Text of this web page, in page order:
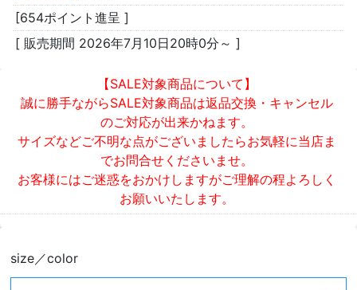
[654ポイント進呈 ]
[ 販売期間 2026年7月10日20時0分 ～ ]
【SALE対象商品について】
誠に勝手ながらSALE対象商品は返品交換・キャンセル
のご対応が出来かねます。
サイズなどご不明な点がございましたらお気軽に当店ま
でお問合せくださいませ。
お客様にはご迷惑をおかけしますがご理解の程よろしく
お願いいたします。
size／color